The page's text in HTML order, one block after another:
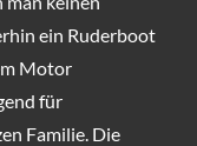
ein Ruderboot
Motor
für
Familie. Die